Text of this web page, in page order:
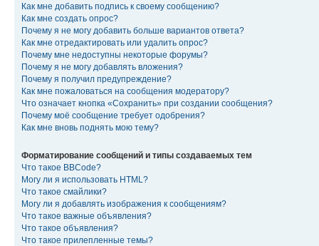
Как мне добавить подпись к своему сообщению?
Как мне создать опрос?
Почему я не могу добавить больше вариантов ответа?
Как мне отредактировать или удалить опрос?
Почему мне недоступны некоторые форумы?
Почему я не могу добавлять вложения?
Почему я получил предупреждение?
Как мне пожаловаться на сообщения модератору?
Что означает кнопка «Сохранить» при создании сообщения?
Почему моё сообщение требует одобрения?
Как мне вновь поднять мою тему?
Форматирование сообщений и типы создаваемых тем
Что такое BBCode?
Могу ли я использовать HTML?
Что такое смайлики?
Могу ли я добавлять изображения к сообщениям?
Что такое важные объявления?
Что такое объявления?
Что такое прилепленные темы?